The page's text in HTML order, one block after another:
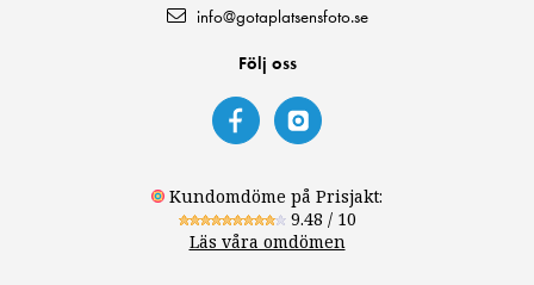
info@gotaplatsensfoto.se
Följ oss